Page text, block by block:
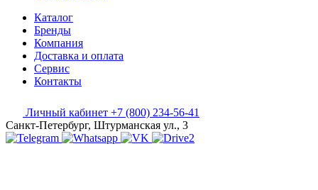
Каталог
Бренды
Компания
Доставка и оплата
Сервис
Контакты
Личный кабинет +7 (800) 234-56-41
Санкт-Петербург, Штурманская ул., 3